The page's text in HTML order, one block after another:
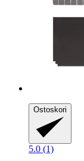
Ostoskori
5.0 (1)